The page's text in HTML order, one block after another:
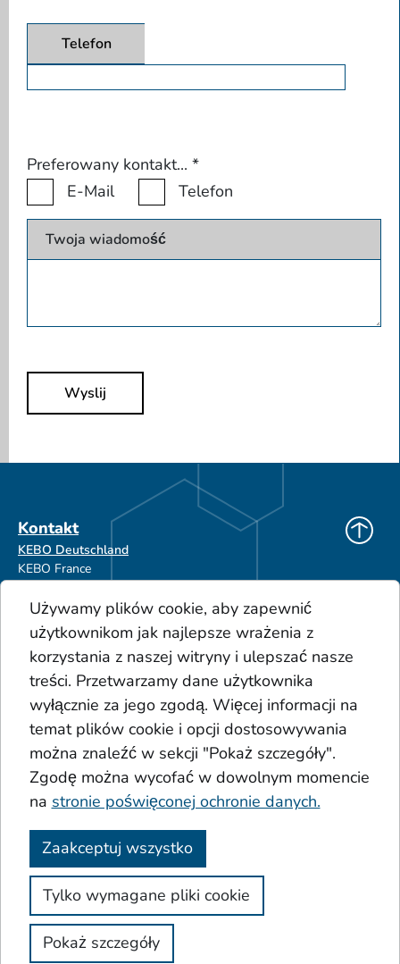
Telefon
Preferowany kontakt... *
E-Mail
Telefon
Twoja wiadomość
Wyslij
Kontakt
KEBO Deutschland
KEBO France
Do pobrania
Ogólne Warunki Handlowe
Portfolio produktów
Glosariusz
Osady
Kwasy
Dodatki
Koło Sinnera
Stopka redakcyjna
Ochrona danych osobowych
Ogólne Warunki Handlowe
Dostępność
© 2023 Keller & Bohacek GmbH & Co. KG
Używamy plików cookie, aby zapewnić
użytkownikom jak najlepsze wrażenia z
korzystania z naszej witryny i ulepszać nasze
treści. Przetwarzamy dane użytkownika
wyłącznie za jego zgodą. Więcej informacji na
temat plików cookie i opcji dostosowywania
można znaleźć w sekcji "Pokaż szczegóły".
Zgodę można wycofać w dowolnym momencie
na stronie poświęconej ochronie danych.
Zaakceptuj wszystko
Tylko wymagane pliki cookie
Pokaż szczegóły